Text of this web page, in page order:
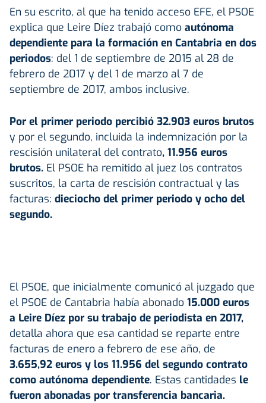
En su escrito, al que ha tenido acceso EFE, el PSOE
explica que Leire Díez trabajó como autónoma
dependiente para la formación en Cantabria en dos
periodos: del 1 de septiembre de 2015 al 28 de
febrero de 2017 y del 1 de marzo al 7 de
septiembre de 2017, ambos inclusive.
Por el primer periodo percibió 32.903 euros brutos
y por el segundo, incluida la indemnización por la
rescisión unilateral del contrato, 11.956 euros
brutos. El PSOE ha remitido al juez los contratos
suscritos, la carta de rescisión contractual y las
facturas: dieciocho del primer periodo y ocho del
segundo.
El PSOE, que inicialmente comunicó al juzgado que
el PSOE de Cantabria había abonado 15.000 euros
a Leire Díez por su trabajo de periodista en 2017,
detalla ahora que esa cantidad se reparte entre
facturas de enero a febrero de ese año, de
3.655,92 euros y los 11.956 del segundo contrato
como autónoma dependiente. Estas cantidades le
fueron abonadas por transferencia bancaria.